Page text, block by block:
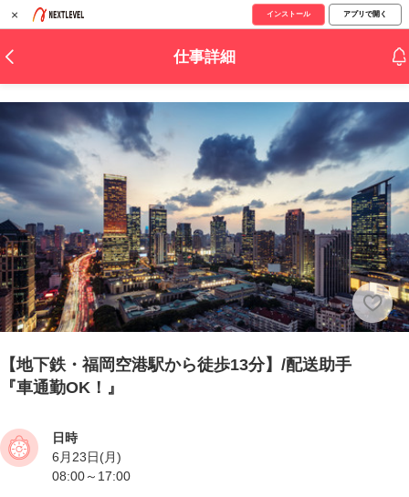
× インストール アプリで開く
仕事詳細
【地下鉄・福岡空港駅から徒歩13分】/配送助手
『車通勤OK！』
日時
6月23日(月)
08:00～17:00